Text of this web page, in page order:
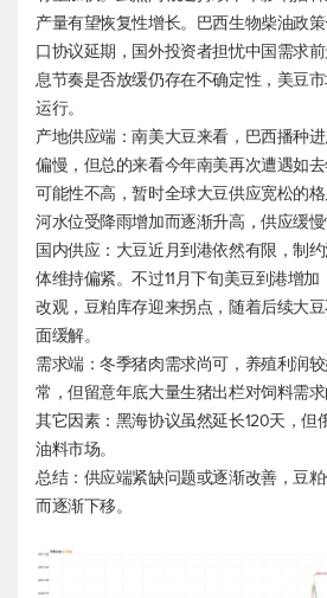
产量有望恢复性增长。巴西生物柴油政
口协议延期，国外投资者担忧中国需求
息节奏是否放缓仍存在不确定性，美豆
运行。
产地供应端：南美大豆来看，巴西播种
偏慢，但总的来看今年南美再次遭遇如
可能性不高，暂时全球大豆供应宽松的
河水位受降雨增加而逐渐升高，供应缓慢
国内供应：大豆近月到港依然有限，制
体维持偏紧。不过11月下旬美豆到港增
改观，豆粕库存迎来拐点，随着后续大
面缓解。
需求端：冬季猪肉需求尚可，养殖利润
常，但留意年底大量生猪出栏对饲料需求
其它因素：黑海协议虽然延长120天，但
油料市场。
总结：供应端紧缺问题或逐渐改善，豆
而逐渐下移。